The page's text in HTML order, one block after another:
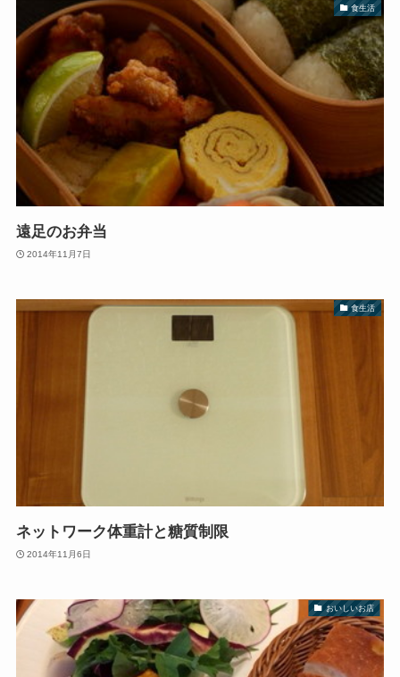
食生活
遠足のお弁当
2014年11月7日
食生活
ネットワーク体重計と糖質制限
2014年11月6日
おいしいお店